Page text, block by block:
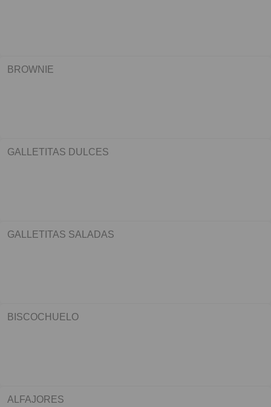
BROWNIE
GALLETITAS DULCES
GALLETITAS SALADAS
BISCOCHUELO
ALFAJORES